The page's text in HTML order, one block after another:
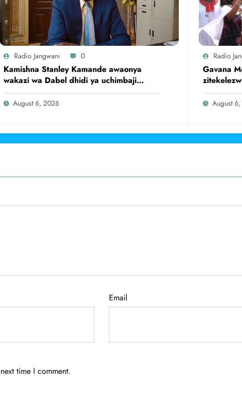
Radio Jangwani 0
Kamishna Stanley Kamande awaonya
wakazi wa Dabel dhidi ya uchimbaji
haramu wa dhahabu.
August 6, 2026
Radio
Gavana
August
Email
time I comment.